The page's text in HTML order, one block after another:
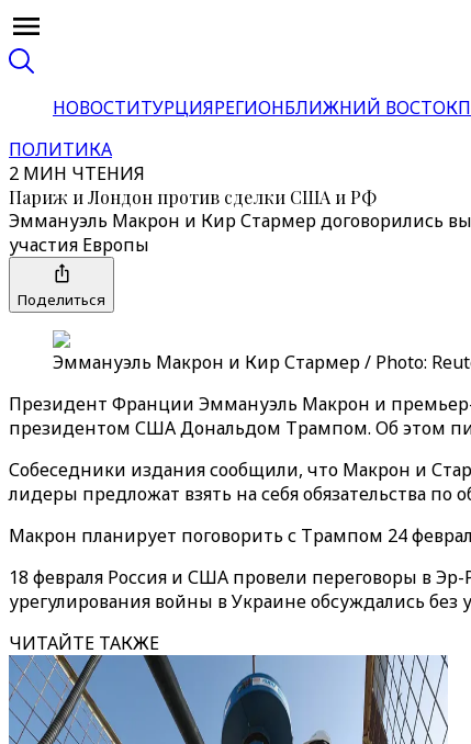
НОВОСТИТУРЦИЯРЕГИОНБЛИЖНИЙ ВОСТОК
ПОЛИТИКА
2 МИН ЧТЕНИЯ
Париж и Лондон против сделки США и РФ
Эммануэль Макрон и Кир Стармер договорились
участия Европы
Поделиться
Эммануэль Макрон и Кир Стармер / Photo:
Президент Франции Эммануэль Макрон и
президентом США Дональдом Трампом. Об этом
Собеседники издания сообщили, что Макрон и
лидеры предложат взять на себя обязательства
Макрон планирует поговорить с Трампом 24
18 февраля Россия и США провели переговоры в
урегулирования войны в Украине обсуждались без
ЧИТАЙТЕ ТАКЖЕ